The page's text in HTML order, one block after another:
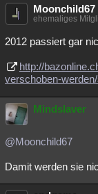
Moonchild67
ehemaliges
2012 passiert gar
http://
verschoben-
Mindslaver
@Moonchild67
Damit werden sie